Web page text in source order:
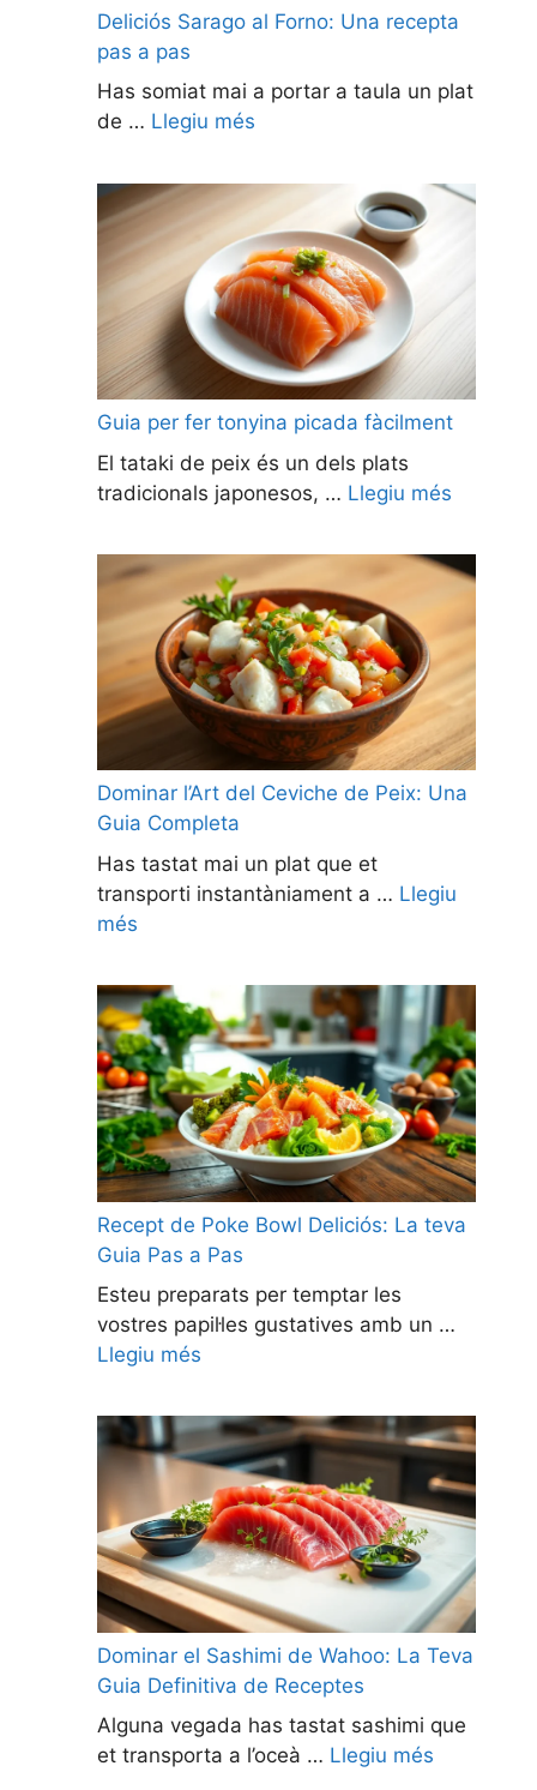
Deliciós Sarago al Forno: Una recepta
pas a pas
Has somiat mai a portar a taula un plat
de … Llegiu més
Guia per fer tonyina picada fàcilment
El tataki de peix és un dels plats
tradicionals japonesos, … Llegiu més
Dominar l’Art del Ceviche de Peix: Una
Guia Completa
Has tastat mai un plat que et
transporti instantàniament a … Llegiu
més
Recept de Poke Bowl Deliciós: La teva
Guia Pas a Pas
Esteu preparats per temptar les
vostres papil·les gustatives amb un …
Llegiu més
Dominar el Sashimi de Wahoo: La Teva
Guia Definitiva de Receptes
Alguna vegada has tastat sashimi que
et transporta a l’oceà … Llegiu més